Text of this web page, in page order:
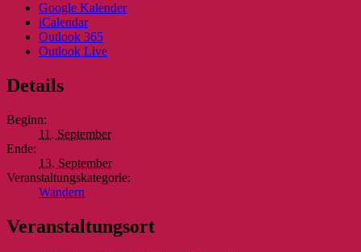
Google Kalender
iCalendar
Outlook 365
Outlook Live
Details
Beginn:
11. September
Ende:
13. September
Veranstaltungskategorie:
Wandern
Veranstaltungsort